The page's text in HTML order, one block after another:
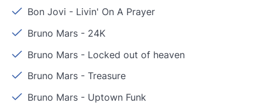
Bon Jovi - Livin' On A Prayer
Bruno Mars - 24K
Bruno Mars - Locked out of heaven
Bruno Mars -Treasure
Bruno Mars - Uptown Funk